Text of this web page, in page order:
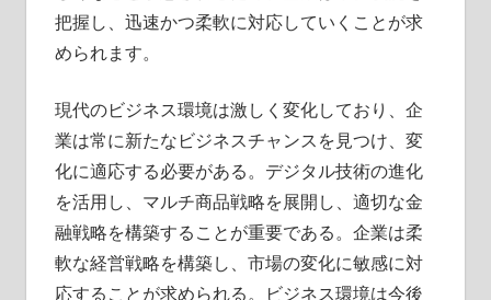
把握し、迅速かつ柔軟に対応していくことが求
められます。
現代のビジネス環境は激しく変化しており、企
業は常に新たなビジネスチャンスを見つけ、変
化に適応する必要がある。デジタル技術の進化
を活用し、マルチ商品戦略を展開し、適切な金
融戦略を構築することが重要である。企業は柔
軟な経営戦略を構築し、市場の変化に敏感に対
応することが求められる。ビジネス環境は今後